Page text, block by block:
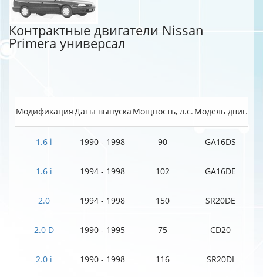
Контрактные двигатели Nissan
Primera универсал
МодификацияДаты выпуска Мощность, л.с. Модель двиг.
1.6 i 1990 - 1998 90 GA16DS
1.6 i 1994 - 1998 102 GA16DE
2.0 1994 - 1998 150 SR20DE
2.0 D 1990 - 1995 75 CD20
2.0 i 1990 - 1998 116 SR20DI